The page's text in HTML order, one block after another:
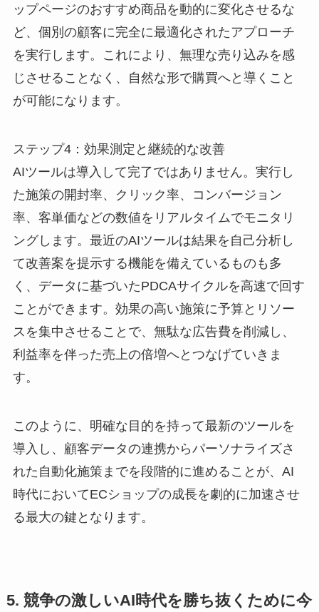
ップページのおすすめ商品を動的に変化させるな
ど、個別の顧客に完全に最適化されたアプローチ
を実行します。これにより、無理な売り込みを感
じさせることなく、自然な形で購買へと導くこと
が可能になります。
ステップ4：効果測定と継続的な改善
AIツールは導入して完了ではありません。実行し
た施策の開封率、クリック率、コンバージョン
率、客単価などの数値をリアルタイムでモニタリ
ングします。最近のAIツールは結果を自己分析し
て改善案を提示する機能を備えているものも多
く、データに基づいたPDCAサイクルを高速で回す
ことができます。効果の高い施策に予算とリソー
スを集中させることで、無駄な広告費を削減し、
利益率を伴った売上の倍増へとつなげていきま
す。
このように、明確な目的を持って最新のツールを
導入し、顧客データの連携からパーソナライズさ
れた自動化施策までを段階的に進めることが、AI
時代においてECショップの成長を劇的に加速させ
る最大の鍵となります。
5. 競争の激しいAI時代を勝ち抜くために今